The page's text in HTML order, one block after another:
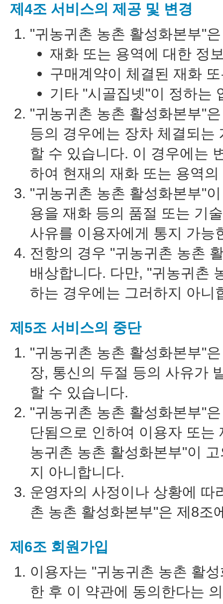
제4조 서비스의 제공 및 변경
"귀농귀촌 농촌 활성화본부"
재화 또는 용역에 대한 정
구매계약이 체결된 재화
기타 "시골집넷"이 정하는
"귀농귀촌 농촌 활성화본부"
등의 경우에는 장차 체결되
할 수 있습니다. 이 경우에는
하여 현재의 재화 또는 용역
"귀농귀촌 농촌 활성화본부"
용을 재화 등의 품절 또는 기
사유를 이용자에게 통지 가능
전항의 경우 "귀농귀촌 농촌
배상합니다. 다만, "귀농귀촌
하는 경우에는 그러하지 아니
제5조 서비스의 중단
"귀농귀촌 농촌 활성화본부"
장, 통신의 두절 등의 사유가
할 수 있습니다.
"귀농귀촌 농촌 활성화본부"
단됨으로 인하여 이용자 또
농귀촌 농촌 활성화본부"이
지 아니합니다.
운영자의 사정이나 상황에 따
촌 농촌 활성화본부"은 제8조
제6조 회원가입
이용자는 "귀농귀촌 농촌 활
한 후 이 약관에 동의한다는